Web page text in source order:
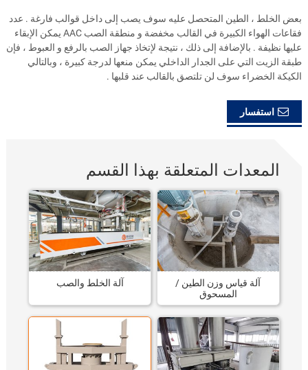
بعض الخلط ، الطين المتحصل عليه سوف يصب إلى داخل قوالب فارغة . عدد
فقاعات الهواء الكبيرة في القالب مخفضة و منطقة الصب AAC يمكن الإبقاء
عليها نظيفة . بالإضافة إلى ذلك ، نتيجة لإتخاذ جهاز الصب بالرفع و العبوط ، فإن
طبقة الزيت التي على الجدار الداخلي يمكن منعها لدرجة كبيرة ، وبالتالي
الكيكة الخضراء سوف لن تلتصق بالقالب عند قلبها .
استفسار
المعدات المتعلقة بهذا القسم
آلة قياس وزن الطين /
المسحوق
آلة الخلط والصب